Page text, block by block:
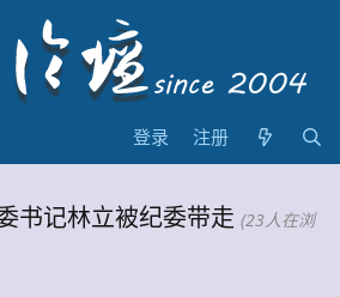
登录 注册
书记林立被纪委带走 (23人在浏